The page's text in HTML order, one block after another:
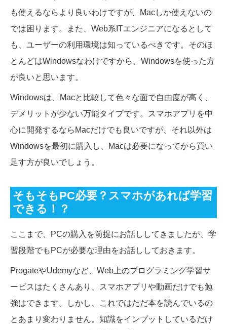
も使えるならより良いわけですが、Macしか使えないの
では困ります。また、Web系ITエンジニアになるとして
も、ユーザーの利用環境は知っているべきです。そのほ
とんどはWindowsなわけですから、Windowsを使った方
が良いと思います。
Windowsは、Macと比較して色々な面で自由度が高く、
デメリットが少ない万能タイプです。スマホアプリを中
心に開発するならMacだけでも良いですが、それ以外は
Windowsを最初に購入し、Macは必要になってから買い
足す方が良いでしょう。
そもそもPC必要？スマホがあれば学習
できる！？
ここまで、PCの購入を前提にお話ししてきましたが、学
習段階でもPCが必要な理由をお話ししておきます。
ProgateやUdemyなど、Web上のプログラミング学習サ
ービスはたくさんあり、スマホアプリや動画だけでも勉
強はできます。しかし、これではただ本を読んでいるの
とあまり変わりません。知識をインプットしているだけ